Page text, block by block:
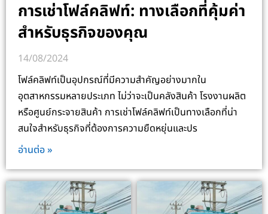
การเช่าโฟล์คลิฟท์: ทางเลือกที่คุ้มค่า
สำหรับธุรกิจของคุณ
14/08/2024
โฟล์คลิฟท์เป็นอุปกรณ์ที่มีความสำคัญอย่างมากใน
อุตสาหกรรมหลายประเภท ไม่ว่าจะเป็นคลังสินค้า โรงงานผลิต
หรือศูนย์กระจายสินค้า การเช่าโฟล์คลิฟท์เป็นทางเลือกที่น่า
สนใจสำหรับธุรกิจที่ต้องการความยืดหยุ่นและปร
อ่านต่อ »